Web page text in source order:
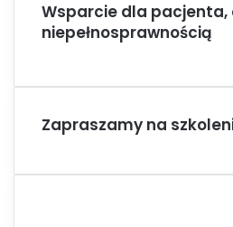
Wsparcie dla pacjenta,
niepełnosprawnością
Zapraszamy na